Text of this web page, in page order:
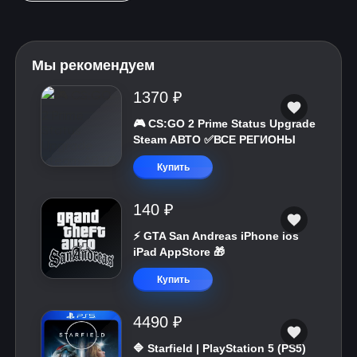
Мы рекомендуем
1370 ₽
🎮 CS:GO 2 Prime Status Upgrade
Steam АВТО ✅ВСЕ РЕГИОНЫ
Купить
140 ₽
⚡️ GTA San Andreas iPhone ios
iPad AppStore 🎁
Купить
4490 ₽
🔷 Starfield | PlayStation 5 (PS5)